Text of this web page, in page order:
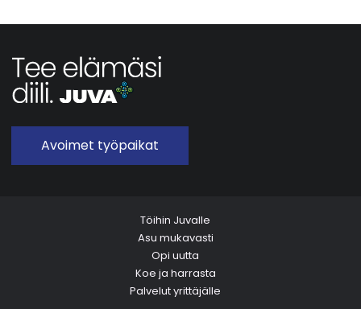
Avoimet työpaikat
Töihin Juvalle
Asu mukavasti
Opi uutta
Koe ja harrasta
Palvelut yrittäjälle